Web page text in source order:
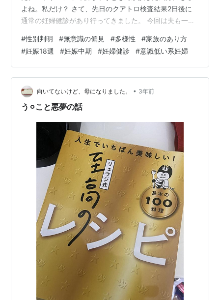
よね。私だけ？ さて、先日のクアトロ検査結果2日後に
通常の妊婦健診があり行ってきました。 今回は夫も一緒
も来てくれます。感謝。 おそらく？ついに？多分？性別
が判明しました！ 性別判明 多分、男の子だそうです！
実はその前の健診の時点で「んー…まだ分からないけど
男の子っぽいなぁ」とは言われてたんですよ。 今回のエ
コーで要するに男の子特有のブツができてるっぽいのを
見せてくれて（あんまよく分からなか…
#性別判明 #無意識の偏見 #多様性 #家族のあり方
#妊娠18週 #妊娠中期 #妊婦健診 #意識低い系妊婦
向いてないけど、母になりました。 • 3年前
う⚪︎こと悪夢の話